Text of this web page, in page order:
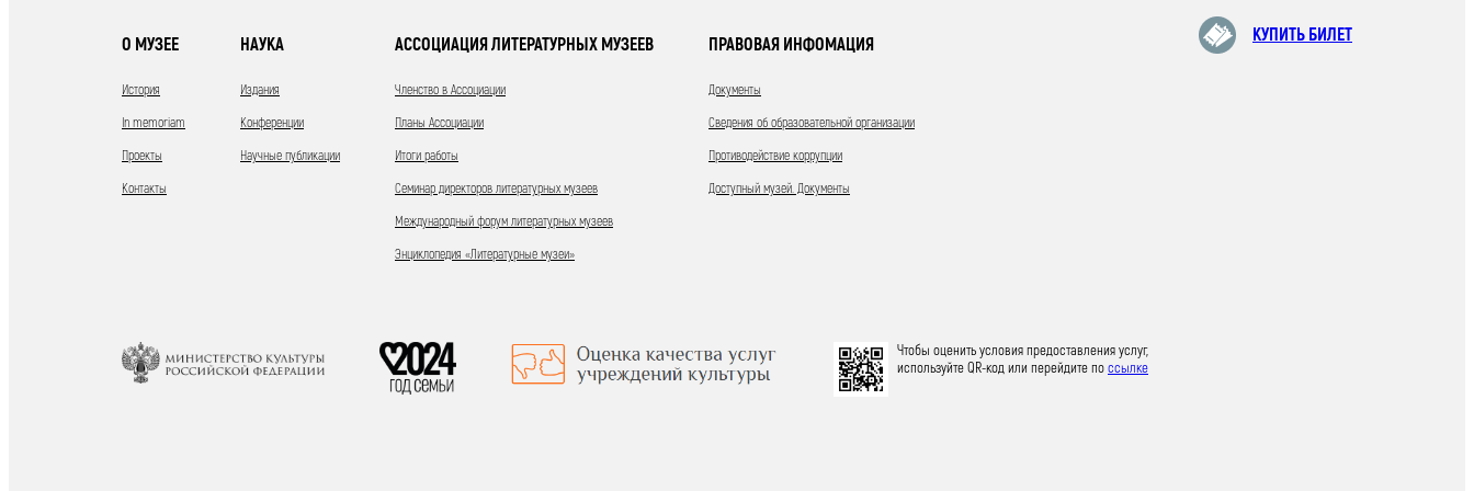
О МУЗЕЕ
История
In memoriam
Проекты
Контакты
НАУКА
Издания
Конференции
Научные публикации
АССОЦИАЦИЯ ЛИТЕРАТУРНЫХ МУЗЕЕВ
Членство в Ассоциации
Планы Ассоциации
Итоги работы
Семинар директоров литературных музеев
Международный форум литературных музеев
Энциклопедия «Литературные музеи»
ПРАВОВАЯ ИНФОМАЦИЯ
Документы
Сведения об образовательной организации
Противодействие коррупции
Доступный музей. Документы
КУПИТЬ БИЛЕТ
Чтобы оценить условия предоставления услуг,
используйте QR-код или перейдите поссылке